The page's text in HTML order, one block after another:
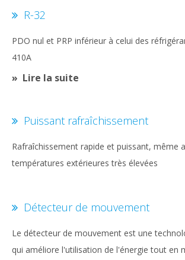
R-32
PDO nul et PRP inférieur à celui des
410A
Lire la suite
Puissant rafraîchissement
Rafraîchissement rapide et puissant, même
températures extérieures très élevées
Détecteur de mouvement
Le détecteur de mouvement est une
qui améliore l'utilisation de l'énergie tout en